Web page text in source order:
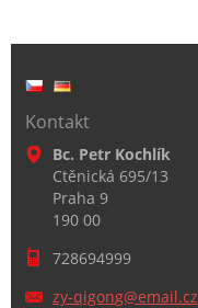
Kontakt
Bc. Petr Kochlík
Ctěnická 695/13
Praha 9
190 00
728694999
zy-qigong@email.cz